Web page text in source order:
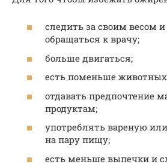
следить за своим весом
обращаться к врачу;
больше двигаться;
есть поменьше
отдавать предпочтение
продуктам;
употреблять вареную
на пару пищу;
есть меньше выпечки и